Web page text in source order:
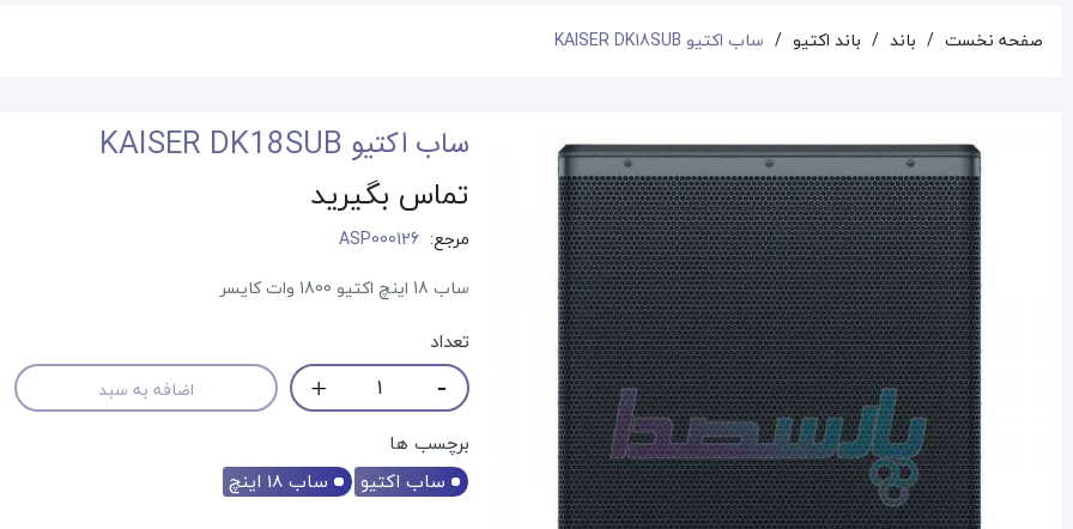
صفحه نخست باند باند اکتیو ساب اکتیو KAISER DK18SUB
ساب اکتیو KAISER DK18SUB
تماس بگیرید
مرجع: ASP000126
ساب 18 اینچ اکتیو 1800 وات کایسر
تعداد
اضافه به سبد
برچسب ها
ساب اکتیو
ساب 18 اینچ